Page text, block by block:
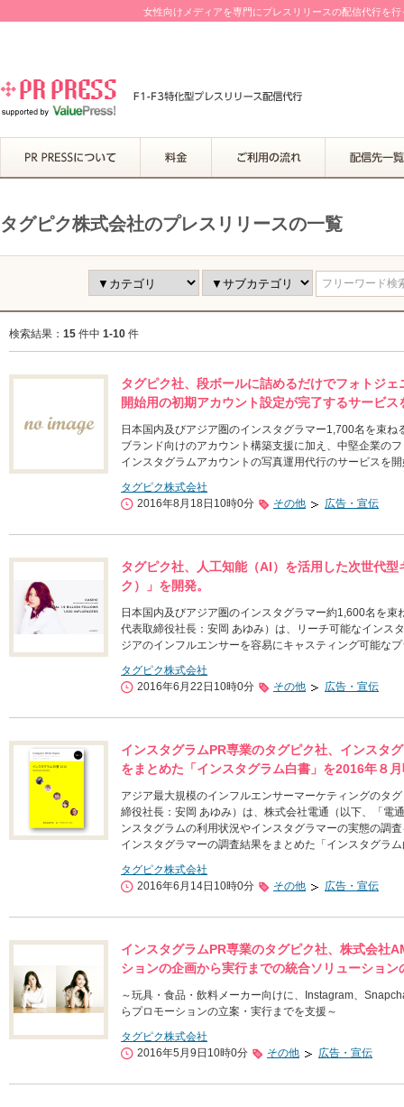
女性向けメディアを専門にプレスリリースの配信代行を
タグピク株式会社のプレスリリースの一覧
フリーワード検
検索結果： 15 件中 1-10 件
タグピク社、段ボールに詰めるだけでフォトジ
開始用の初期アカウント設定が完了するサービス
日本国内及びアジア圏のインスタグラマー1,700名を束
ブランド向けのアカウント構築支援に加え、中堅企業の
インスタグラムアカウントの写真運用代行のサービスを
タグピク株式会社
2016年8月18日10時0分
その他 広告・宣伝
タグピク社、人工知能（AI）を活用した次世代
ク）」を開発。
日本国内及びアジア圏のインスタグラマー約1,600名を
代表取締役社長：安岡 あゆみ）は、リーチ可能なインス
ジアのインフルエンサーを容易にキャスティング可能な
タグピク株式会社
2016年6月22日10時0分
その他 広告・宣伝
インスタグラムPR専業のタグピク社、インスタ
をまとめた「インスタグラム白書」を2016年８
アジア最大規模のインフルエンサーマーケティングのタ
締役社長：安岡 あゆみ）は、株式会社電通（以下、「電
ンスタグラムの利用状況やインスタグラマーの実態の調
インスタグラマーの調査結果をまとめた「インスタグラ
タグピク株式会社
2016年6月14日10時0分
その他 広告・宣伝
インスタグラムPR専業のタグピク社、株式会社
ションの企画から実行までの統合ソリューション
～玩具・食品・飲料メーカー向けに、Instagram、
らプロモーションの立案・実行までを支援～
タグピク株式会社
2016年5月9日10時0分
その他 広告・宣伝